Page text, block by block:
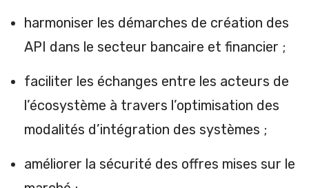
harmoniser les démarches de création des
API dans le secteur bancaire et financier ;
faciliter les échanges entre les acteurs de
l’écosystème à travers l’optimisation des
modalités d’intégration des systèmes ;
améliorer la sécurité des offres mises sur le